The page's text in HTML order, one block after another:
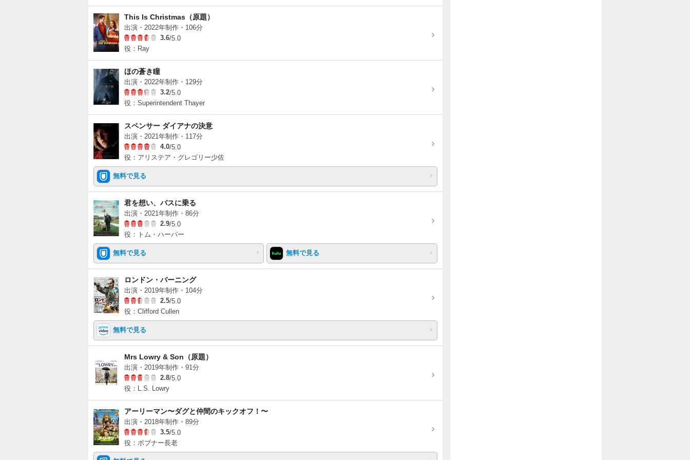
This Is Christmas（原題）
出演・2022年制作・106分
3.6/5.0
役：Ray
ほの蒼き瞳
出演・2022年制作・129分
3.2/5.0
役：Superintendent Thayer
スペンサー ダイアナの決意
出演・2021年制作・117分
4.0/5.0
役：アリステア・グレゴリー少佐
無料で見る
君を想い、バスに乗る
出演・2021年制作・86分
2.9/5.0
役：トム・ハーパー
無料で見る 無料で見る
ロンドン・バーニング
出演・2019年制作・104分
2.5/5.0
役：Clifford Cullen
無料で見る
Mrs Lowry & Son（原題）
出演・2019年制作・91分
2.8/5.0
役：L.S. Lowry
アーリーマン〜ダグと仲間のキックオフ！〜
出演・2018年制作・89分
3.5/5.0
役：ボブナー長老